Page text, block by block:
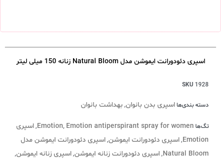
اسپری دئودورانت ایموشن مدل Natural Bloom زنانه 150 میلی لیتر
SKU 1928
دسته بندی‌هااسپری بدن بانوان, بهداشت بانوان
تگ‌ها Emotion, Emotion antiperspirant spray for women
,اسپری
Emotion
,اسپری دئودورانت ایموشن,اسپری دئودورانت ایموشن مدل
Natural Bloom
,اسپری دئودورانت زنانه ایموشن,اسپری زنانه ایموشن,